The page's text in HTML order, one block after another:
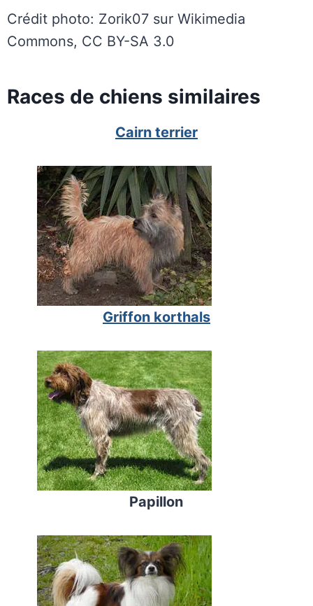
Crédit photo: Zorik07 sur Wikimedia
Commons, CC BY-SA 3.0
Races de chiens similaires
Cairn terrier
Griffon korthals
Papillon